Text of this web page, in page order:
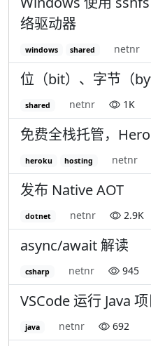
络驱动器
windows shared netnr
位（bit）、字节（
shared netnr 1K
免费全栈托管，
heroku hosting netnr
发布 Native AOT
dotnet netnr 2.9K
async/await 解读
csharp netnr 945
VSCode 运行 Java 项
java netnr 692